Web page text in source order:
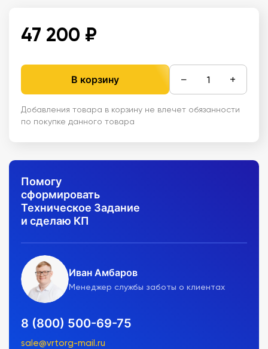
47 200 ₽
В корзину − +
Добавления товара в корзину не влечет обязанности
по покупке данного товара
Помогу
сформировать
Техническое Задание
и сделаю КП
Иван Амбаров
Менеджер службы заботы о клиентах
8 (800) 500-69-75
sale@vrtorg-mail.ru